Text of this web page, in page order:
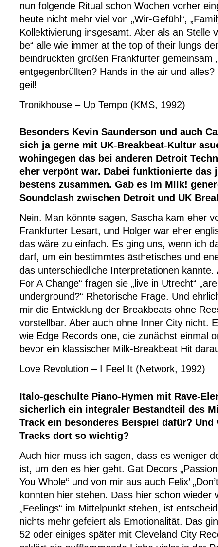
nun folgende Ritual schon Wochen vorher
heute nicht mehr viel von „Wir-Gefühl“,
Kollektivierung insgesamt. Aber als an Stelle
be“ alle wie immer at the top of their lungs
beindruckten großen Frankfurter gemeinsam
entgegenbrüllten? Hands in the air und
geil!
Tronikhouse – Up Tempo (KMS, 1992)
Besonders Kevin Saunderson und auch
sich ja gerne mit UK-Breakbeat-Kultur
wohingegen das bei anderen Detroit
eher verpönt war. Dabei funktionierte das
bestens zusammen. Gab es im Milk!
Soundclash zwischen Detroit und UK
Nein. Man könnte sagen, Sascha kam eher
Frankfurter Lesart, und Holger war eher
das wäre zu einfach. Es ging uns, wenn ich
darf, um ein bestimmtes ästhetisches und
das unterschiedliche Interpretationen kannte.
For A Change“ fragen sie „live in Utrecht“
underground?“ Rhetorische Frage. Und
mir die Entwicklung der Breakbeats ohne
vorstellbar. Aber auch ohne Inner City nicht.
wie Edge Records one, die zunächst einmal
bevor ein klassischer Milk-Breakbeat Hit
Love Revolution – I Feel It (Network, 1992)
Italo-geschulte Piano-Hymen mit Rave-
sicherlich ein integraler Bestandteil des
Track ein besonderes Beispiel dafür? Und
Tracks dort so wichtig?
Auch hier muss ich sagen, dass es weniger
ist, um den es hier geht. Gat Decors
You Whole“ und von mir aus auch Felix’
könnten hier stehen. Dass hier schon wieder
„Feelings“ im Mittelpunkt stehen, ist
nichts mehr gefeiert als Emotionalität. Das
52 oder einiges später mit Cleveland City